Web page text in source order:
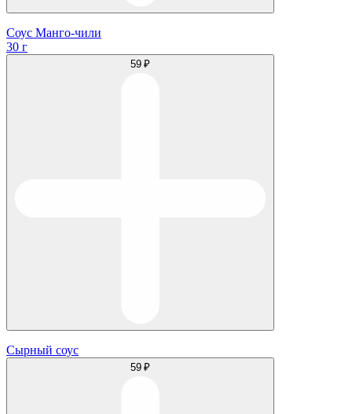
Соус Манго-чили
30 г
59 ₽
Сырный соус
59 ₽